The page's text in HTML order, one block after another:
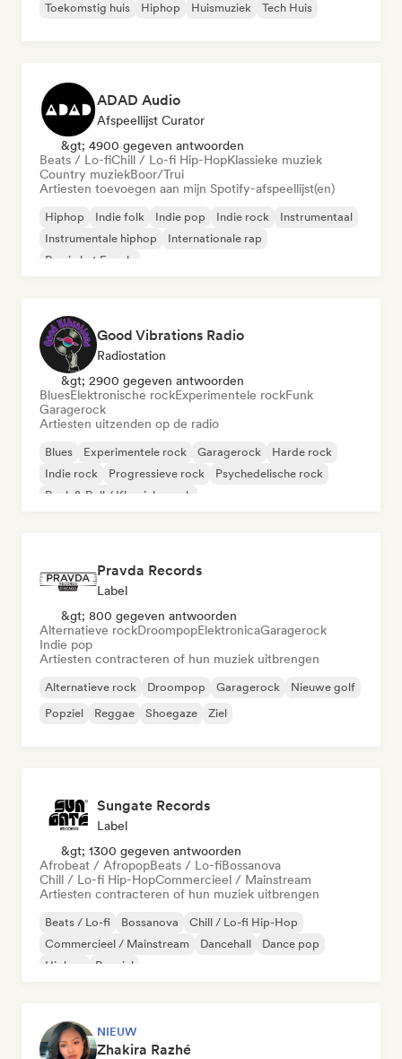
Toekomstig huis
Hiphop Huismuziek Tech Huis
ADAD Audio
Afspeellijst Curator
&gt; 4900 gegeven antwoorden
Beats / Lo-fiChill / Lo-fi Hip-HopKlassieke muziek
Country muziekBoor/Trui
Artiesten toevoegen aan mijn Spotify-afspeellijst(en)
Hiphop Indie folk Indie pop Indie rock
Instrumentaal
Instrumentale hiphop
Internationale rap
Rap in het Engels
Good Vibrations Radio
Radiostation
&gt; 2900 gegeven antwoorden
BluesElektronische rockExperimentele rockFunk
Garagerock
Artiesten uitzenden op de radio
Blues Experimentele rock Garagerock
Harde rock
Indie rock
Progressieve rock
Psychedelische rock
Rock & Roll / Klassieke rock
Pravda Records
Label
&gt; 800 gegeven antwoorden
Alternatieve rockDroompopElektronicaGaragerock
Indie pop
Artiesten contracteren of hun muziek uitbrengen
Alternatieve rock Droompop Garagerock
Nieuwe golf
Popziel
Reggae Shoegaze Ziel
Sungate Records
Label
&gt; 1300 gegeven antwoorden
Afrobeat / AfropopBeats / Lo-fiBossanova
Chill / Lo-fi Hip-HopCommercieel / Mainstream
Artiesten contracteren of hun muziek uitbrengen
Beats / Lo-fi Bossanova
Chill / Lo-fi Hip-Hop
Commercieel / Mainstream
Dancehall
Dance pop
Hiphop
Popziel
NIEUW
Zhakira Razhé